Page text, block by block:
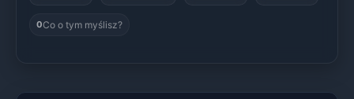
0Co o tym myślisz?